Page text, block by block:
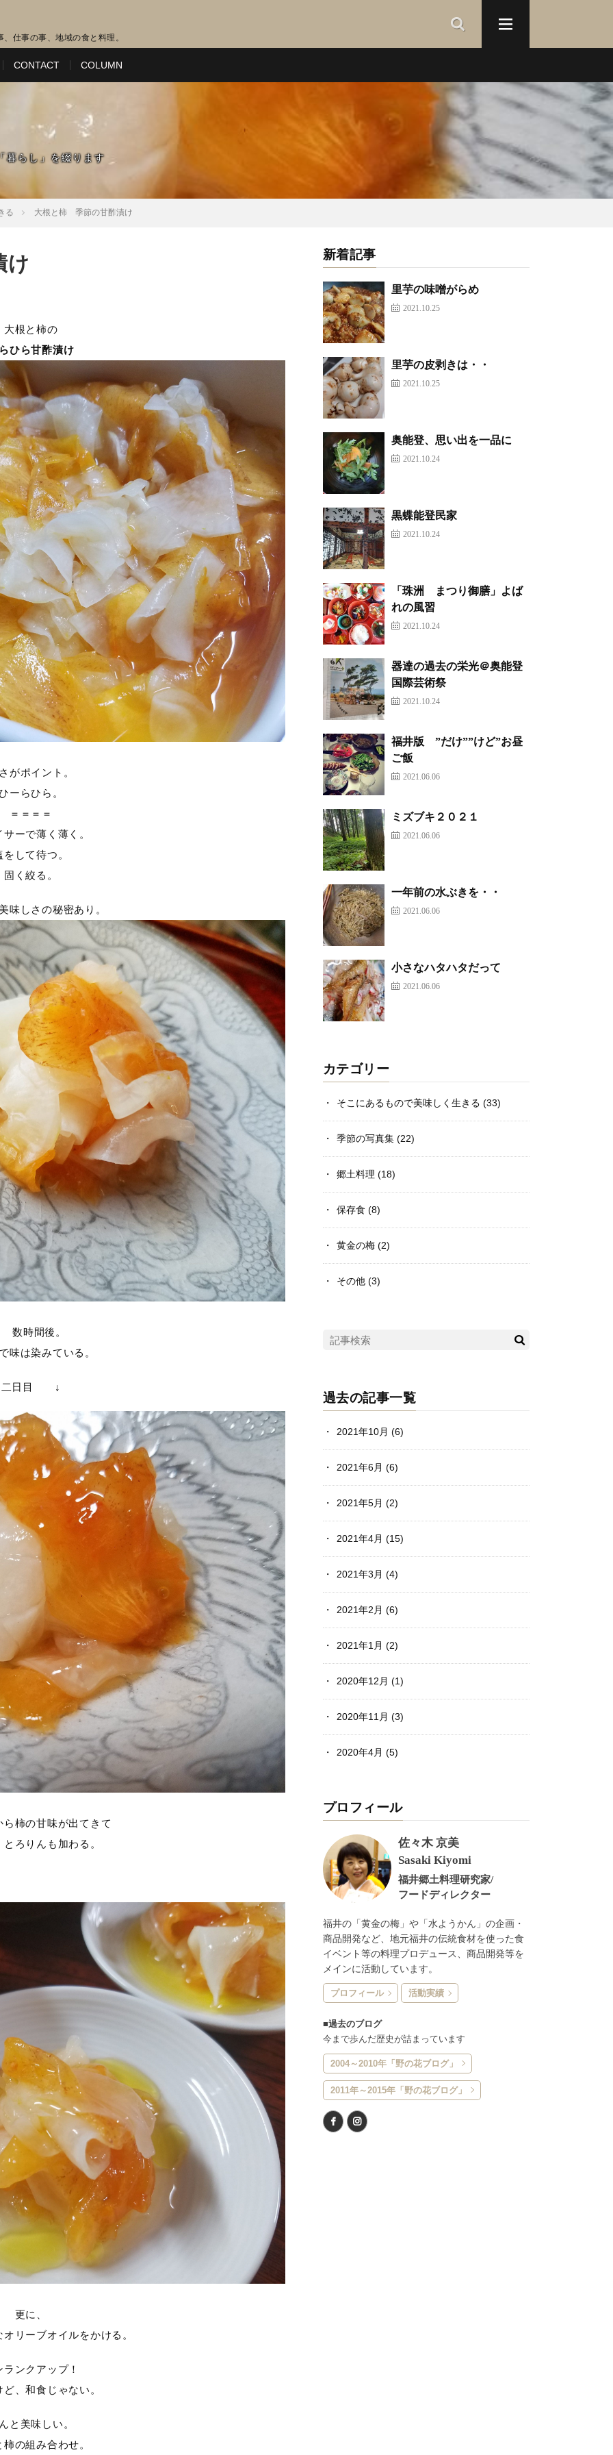
仕事の事、地域の食と料理。
CONTACT COLUMN
暮らし」を綴ります
る 大根と柿 季節の甘酢漬け
け
大根と柿の
ひら甘酢漬け
がポイント。
ーらひら。
＝＝＝＝
サーで薄く薄く。
をして待つ。
固く絞る。
味しさの秘密あり。
数時間後。
味は染みている。
二日目 ↓
ら柿の甘味が出てきて
ろりんも加わる。
更に、
リーブオイルをかける。
ランクアップ！
、和食じゃない。
と美味しい。
柿の組み合わせ。
新着記事
里芋の味噌がらめ
2021.10.25
里芋の皮剥きは・・
2021.10.25
奥能登、思い出を一品に
2021.10.24
黒蝶能登民家
2021.10.24
「珠洲 まつり御膳」よば
れの風習
2021.10.24
器達の過去の栄光＠奥能登
国際芸術祭
2021.10.24
福井版 ”だけ””けど”お昼
ご飯
2021.06.06
ミズブキ２０２１
2021.06.06
一年前の水ぶきを・・
2021.06.06
小さなハタハタだって
2021.06.06
カテゴリー
そこにあるもので美味しく生きる (33)
季節の写真集(22)
郷土料理 (18)
保存食 (8)
黄金の梅(2)
その他(3)
過去の記事一覧
2021年10月 (6)
2021年6月 (6)
2021年5月 (2)
2021年4月 (15)
2021年3月 (4)
2021年2月 (6)
2021年1月 (2)
2020年12月 (1)
2020年11月 (3)
2020年4月 (5)
プロフィール
佐々木 京美
Sasaki Kiyomi
福井郷土料理研究家/
フードディレクター
福井の「黄金の梅」や「水ようかん」の企画・
商品開発など、地元福井の伝統食材を使った食
イベント等の料理プロデュース、商品開発等を
メインに活動しています。
プロフィール 活動実績
■過去のブログ
今まで歩んだ歴史が詰まっています
2004～2010年「野の花ブログ」
2011年～2015年「野の花ブログ」